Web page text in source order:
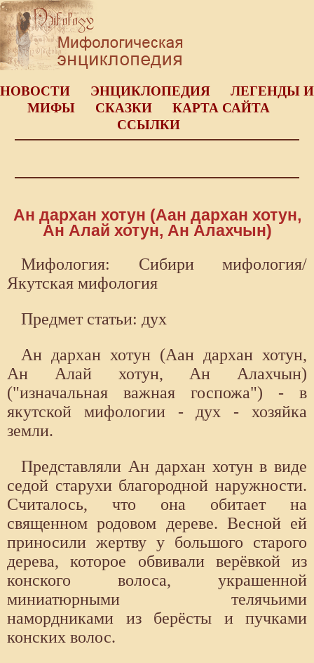
НОВОСТИ ЭНЦИКЛОПЕДИЯ
ЛЕГЕНДЫ И
МИФЫ
СКАЗКИ
КАРТА САЙТА
ССЫЛКИ
Ан дархан хотун (Аан дархан хотун,
Ан Алай хотун, Ан Алахчын)
Мифология: Сибири мифология/
Якутская мифология
Предмет статьи: дух
Ан дархан хотун (Аан дархан хотун,
Ан Алай хотун, Ан Алахчын)
("изначальная важная госпожа") - в
якутской мифологии - дух - хозяйка
земли.
Представляли Ан дархан хотун в виде
седой старухи благородной наружности.
Считалось, что она обитает на
священном родовом дереве. Весной ей
приносили жертву у большого старого
дерева, которое обвивали верёвкой из
конского волоса, украшенной
миниатюрными телячьими
намордниками из берёсты и пучками
конских волос.